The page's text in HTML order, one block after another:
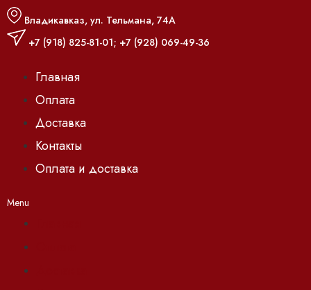
Владикавказ, ул. Тельмана, 74А
+7 (918) 825-81-01; +7 (928) 069-49-36
Главная
Оплата
Доставка
Контакты
Оплата и доставка
Menu